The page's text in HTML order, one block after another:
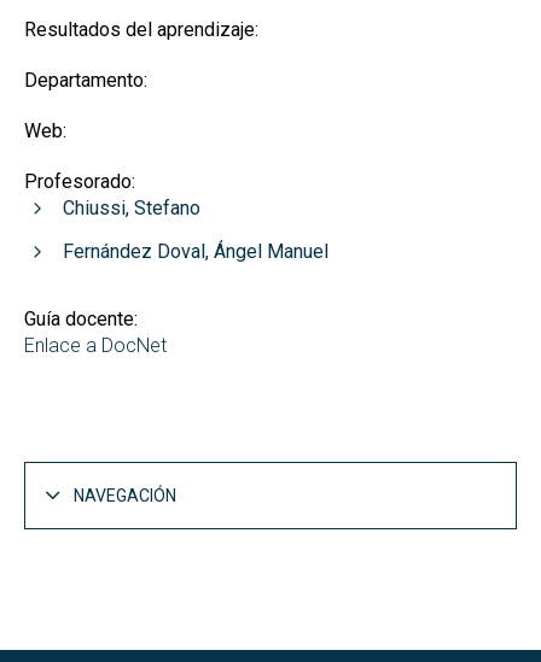
Resultados del aprendizaje:
Departamento:
Web:
Profesorado:
Chiussi, Stefano
Fernández Doval, Ángel Manuel
Guía docente:
Enlace a DocNet
NAVEGACIÓN